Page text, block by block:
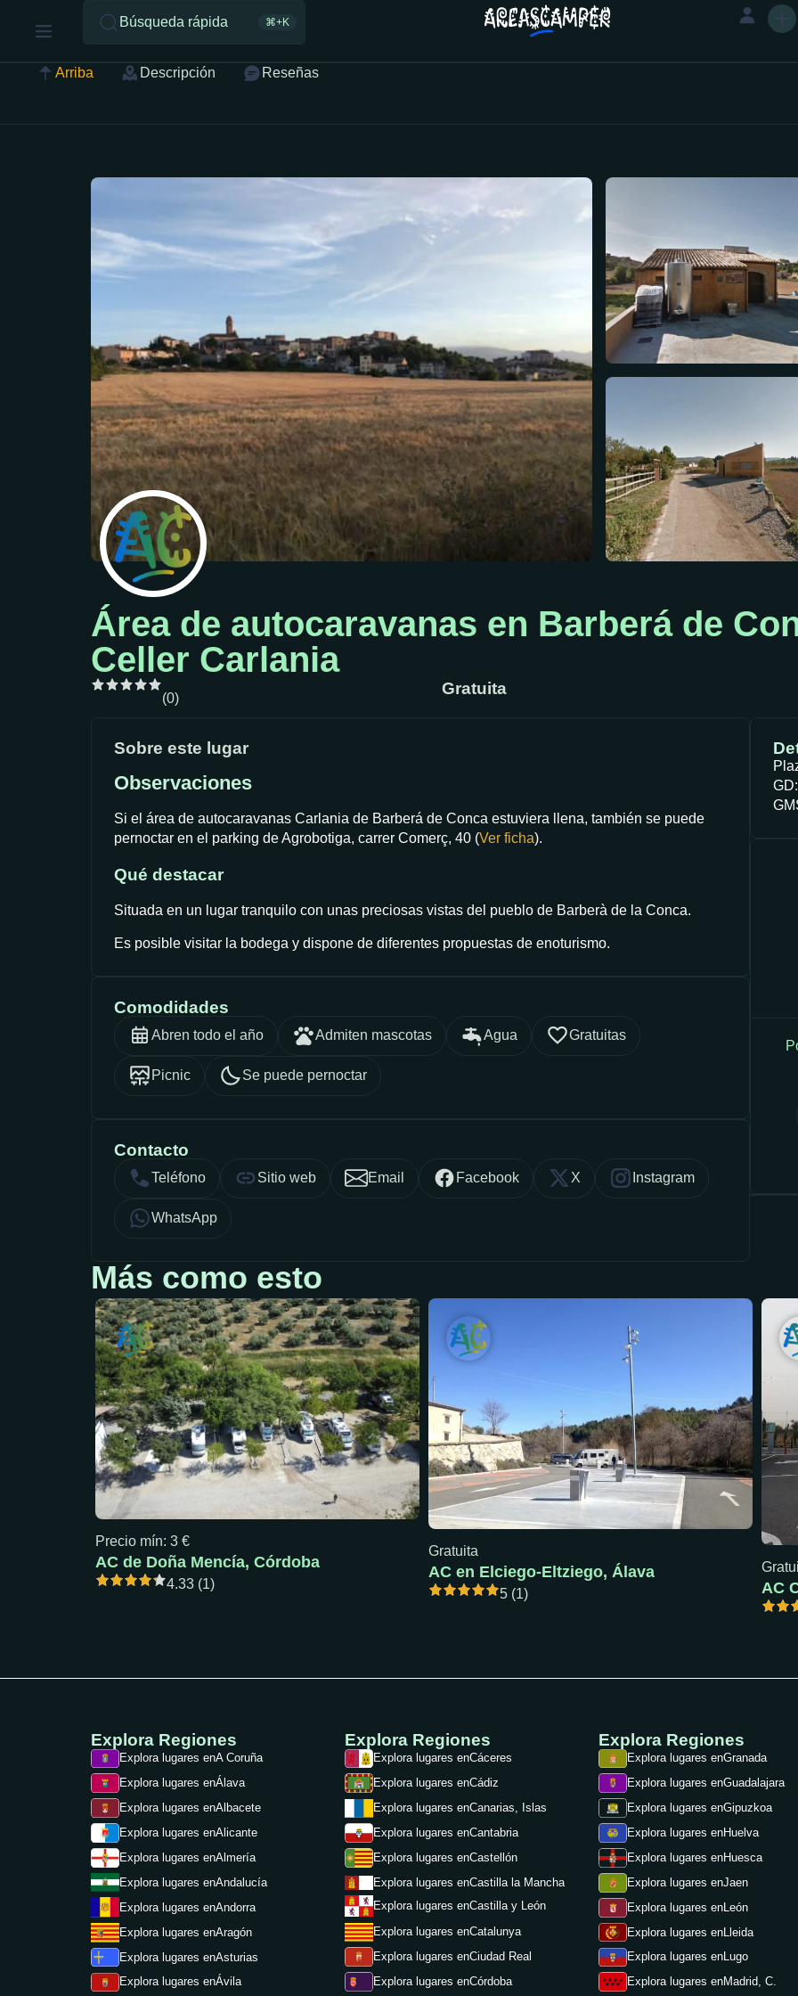
Búsqueda rápida ⌘+K
Arriba Descripción Reseñas
Área de autocaravanas en Barberá de
Celler Carlania
(0) Gratuita
Sobre este lugar
Observaciones
Si el área de autocaravanas Carlania de Barberá de Conca estuviera llena, también se puede
pernoctar en el parking de Agrobotiga, carrer Comerç, 40 (Ver ficha).
Qué destacar
Situada en un lugar tranquilo con unas preciosas vistas del pueblo de Barberà de la Conca.
Es posible visitar la bodega y dispone de diferentes propuestas de enoturismo.
Comodidades
Abren todo el año Admiten mascotas Agua Gratuitas
Picnic Se puede pernoctar
Contacto
Teléfono Sitio web Email Facebook X Instagram
WhatsApp
Más como esto
Precio mín: 3 €
AC de Doña Mencía, Córdoba
4.33 (1)
Gratuita
AC en Elciego-Eltziego, Álava
5 (1)
Explora Regiones
Explora lugares enA Coruña
Explora lugares enÁlava
Explora lugares enAlbacete
Explora lugares enAlicante
Explora lugares enAlmería
Explora lugares enAndalucía
Explora lugares enAndorra
Explora lugares enAragón
Explora lugares enAsturias
Explora lugares enÁvila
Explora Regiones
Explora lugares enCáceres
Explora lugares enCádiz
Explora lugares enCanarias, Islas
Explora lugares enCantabria
Explora lugares enCastellón
Explora lugares enCastilla la Mancha
Explora lugares enCastilla y León
Explora lugares enCatalunya
Explora lugares enCiudad Real
Explora lugares enCórdoba
Explora Regiones
Explora lugares enGranada
Explora lugares enGuadalajara
Explora lugares enGipuzkoa
Explora lugares enHuelva
Explora lugares enHuesca
Explora lugares enJaen
Explora lugares enLeón
Explora lugares enLleida
Explora lugares enLugo
Explora lugares enMadrid, C.